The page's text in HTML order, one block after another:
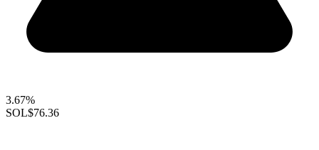
3.67%
SOL$76.36